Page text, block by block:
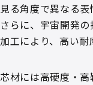
見る角度で異なる表
さらに、宇宙開発
加工により、高い耐
芯材には高硬度・